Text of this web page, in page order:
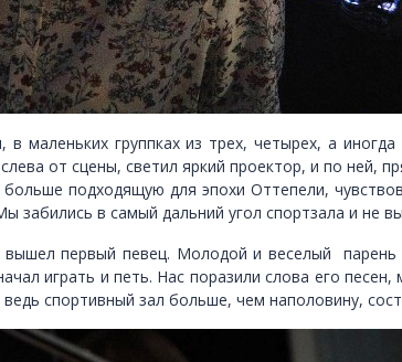
маленьких группках из трех, четырех, а
от сцены, светил яркий проектор, и по ней,
подходящую для эпохи Оттепели,
забились в самый дальний угол спортзала и не
первый певец. Молодой и веселый парень
играть и петь. Нас поразили слова его
спортивный зал больше, чем наполовину,